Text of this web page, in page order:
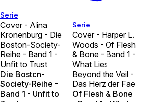
Serie
Cover - Alina
Kronenburg - Die
Boston-Society-
Reihe - Band 1 -
Unfit to Trust
Die Boston-
Society-Reihe -
Band 1 - Unfit to
Serie
Cover - Harper L.
Woods - Of Flesh
& Bone - Band 1 -
What Lies
Beyond the Veil -
Das Herz der Fae
Of Flesh & Bone